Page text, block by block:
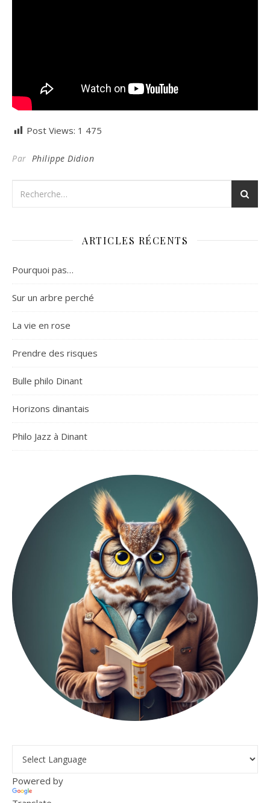
Post Views: 1 475
Par Philippe Didion
ARTICLES RÉCENTS
Pourquoi pas…
Sur un arbre perché
La vie en rose
Prendre des risques
Bulle philo Dinant
Horizons dinantais
Philo Jazz à Dinant
Powered by